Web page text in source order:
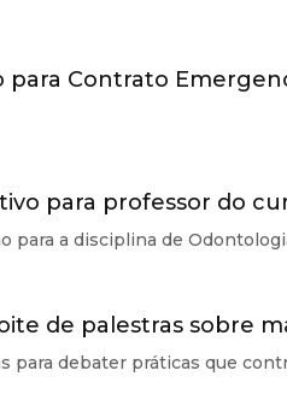
para Contrato
para professor do
para a disciplina de
de palestras sobre
para debater práticas que